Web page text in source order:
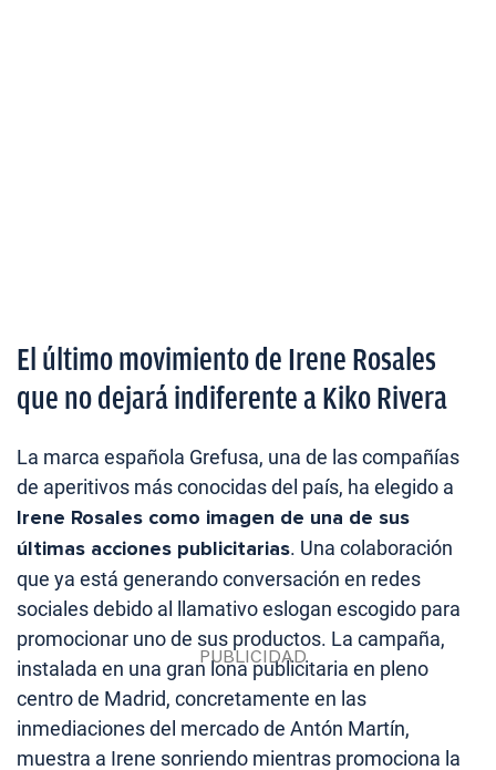
El último movimiento de Irene Rosales
que no dejará indiferente a Kiko Rivera
La marca española Grefusa, una de las compañías
de aperitivos más conocidas del país, ha elegido a
Irene Rosales como imagen de una de sus
últimas acciones publicitarias. Una colaboración
que ya está generando conversación en redes
sociales debido al llamativo eslogan escogido para
promocionar uno de sus productos. La campaña,
instalada en una gran lona publicitaria en pleno
centro de Madrid, concretamente en las
inmediaciones del mercado de Antón Martín,
muestra a Irene sonriendo mientras promociona la